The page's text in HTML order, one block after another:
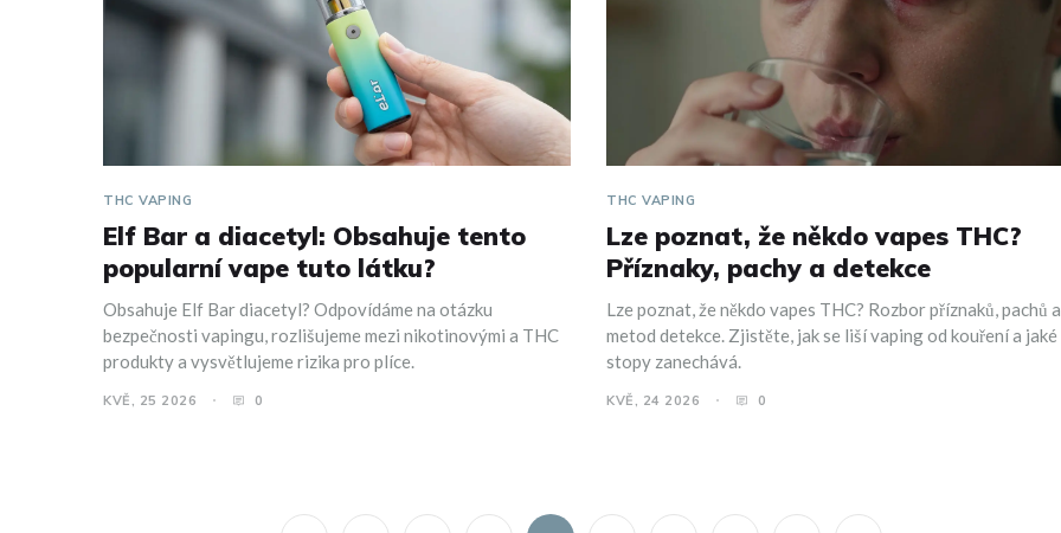
THC VAPING
Elf Bar a diacetyl: Obsahuje tento
popularní vape tuto látku?
Obsahuje Elf Bar diacetyl? Odpovídáme na otázku
bezpečnosti vapingu, rozlišujeme mezi nikotinovými a THC
produkty a vysvětlujeme rizika pro plíce.
KVĚ, 25 2026 0
THC VAPING
Lze poznat, že někdo vapes THC?
Příznaky, pachy a detekce
Lze poznat, že někdo vapes THC? Rozbor příznaků, pachů a
metod detekce. Zjistěte, jak se liší vaping od kouření a jaké
stopy zanechává.
KVĚ, 24 2026 0